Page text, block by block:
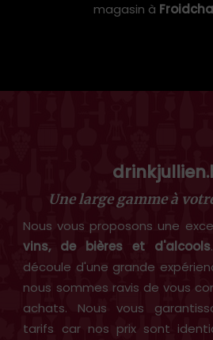
magasin à
Une large gamme à
Nous vous proposons une
vins, de bières et d'alcools
découle d'une grande
nous sommes ravis de vous
achats. Nous vous
tarifs car nos prix sont